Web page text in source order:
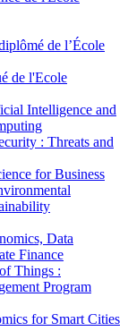
de l’École
de l'Ecole
Intelligence and
: Threats and
for Business
Data
Finance
Things :
Program
for Smart Cities